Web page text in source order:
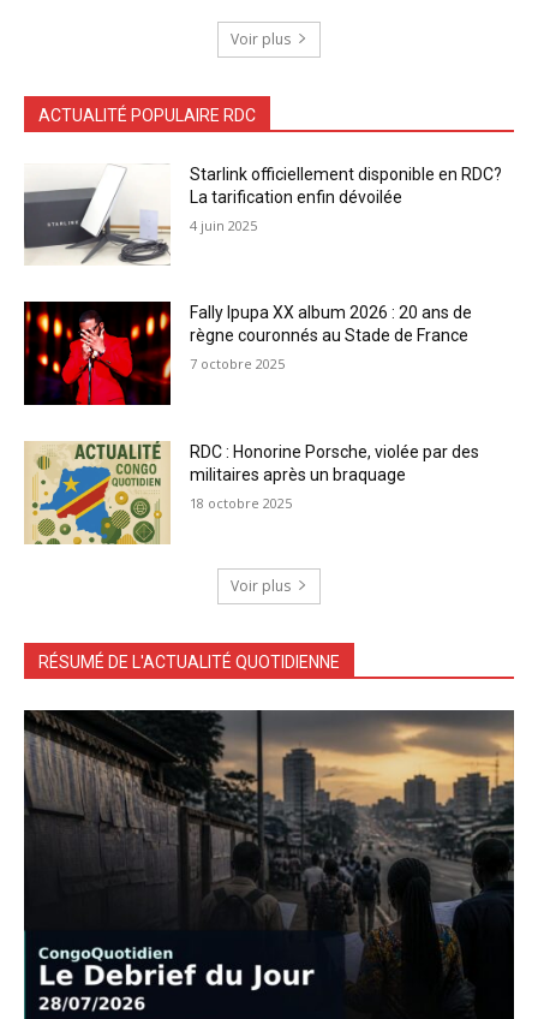
Voir plus
ACTUALITÉ POPULAIRE RDC
Starlink officiellement disponible en RDC?
La tarification enfin dévoilée
4 juin 2025
Fally Ipupa XX album 2026 : 20 ans de
règne couronnés au Stade de France
7 octobre 2025
RDC : Honorine Porsche, violée par des
militaires après un braquage
18 octobre 2025
Voir plus
RÉSUMÉ DE L'ACTUALITÉ QUOTIDIENNE